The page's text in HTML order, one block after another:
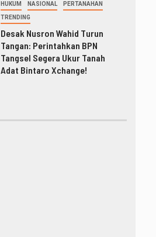
HUKUM NASIONAL PERTANAHAN
TRENDING
Desak Nusron Wahid Turun
Tangan: Perintahkan BPN
Tangsel Segera Ukur Tanah
Adat Bintaro Xchange!